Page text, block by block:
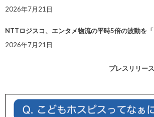
2026年7月21日
NTTロジスコ、エンタメ物流の平時5倍の波動を
2026年7月21日
プレスリリー